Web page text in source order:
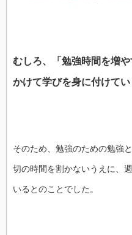
むしろ、「勉強時間を増
かけて学びを身に付けてい
そのため、勉強のための勉強
切の時間を割かないうえに、
いるとのことでした。